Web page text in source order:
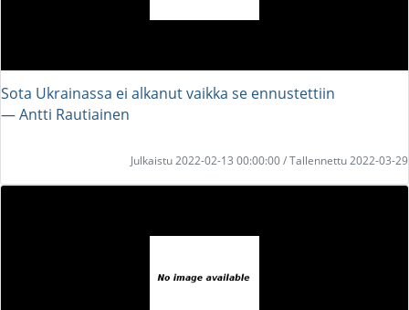
Sota Ukrainassa ei alkanut vaikka se ennustettiin
― Antti Rautiainen
Julkaistu 2022-02-13 00:00:00 / Tallennettu 2022-03-29